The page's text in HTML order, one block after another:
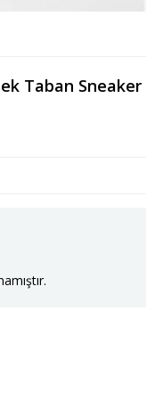
Taban Sneaker